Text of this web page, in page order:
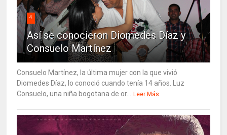
4
Así se conocieron Diomedes Díaz y
Consuelo Martínez
Consuelo Martínez, la última mujer con la que vivió
Diomedes Díaz, lo conoció cuando tenía 14 años. Luz
Consuelo, una niña bogotana de or...
Leer Más